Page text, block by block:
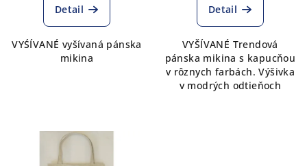
Detail
VYŚÍVANÉ vyšívaná pánska
mikina
Detail
VYŠÍVANÉ Trendová
pánska mikina s kapucňou
v rôznych farbách. Výšivka
v modrých odtieňoch